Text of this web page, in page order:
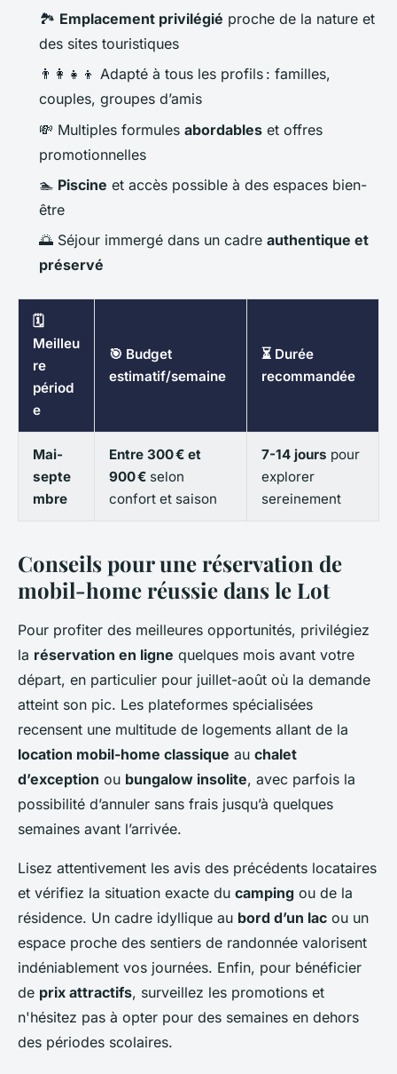
🏞️ Emplacement privilégié proche de la nature et
des sites touristiques
👨‍👩‍👧‍👦 Adapté à tous les profils : familles,
couples, groupes d’amis
💸 Multiples formules abordables et offres
promotionnelles
🏊 Piscine et accès possible à des espaces bien-
être
🌅 Séjour immergé dans un cadre authentique et
préservé
🗓️
Meilleu
re
périod
e
🎯 Budget
estimatif/semaine
⏳ Durée
recommandée
Mai-
septe
mbre
Entre 300 € et
900 € selon
confort et saison
7-14 jours pour
explorer
sereinement
Conseils pour une réservation de
mobil-home réussie dans le Lot
Pour profiter des meilleures opportunités, privilégiez
la réservation en ligne quelques mois avant votre
départ, en particulier pour juillet-août où la demande
atteint son pic. Les plateformes spécialisées
recensent une multitude de logements allant de la
location mobil-home classique au chalet
d’exception ou bungalow insolite, avec parfois la
possibilité d’annuler sans frais jusqu’à quelques
semaines avant l’arrivée.
Lisez attentivement les avis des précédents locataires
et vérifiez la situation exacte du camping ou de la
résidence. Un cadre idyllique au bord d’un lac ou un
espace proche des sentiers de randonnée valorisent
indéniablement vos journées. Enfin, pour bénéficier
de prix attractifs, surveillez les promotions et
n'hésitez pas à opter pour des semaines en dehors
des périodes scolaires.